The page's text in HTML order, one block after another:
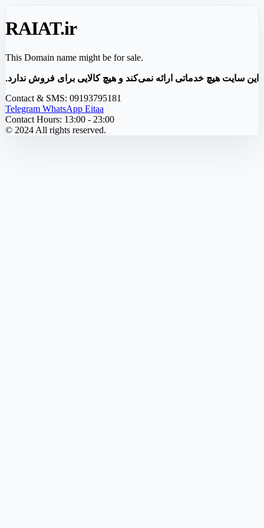
RAIAT.ir
This Domain name might be for sale.
این سایت هیچ خدماتی ارائه نمی‌کند و هیچ کالایی برای فروش ندارد.
Contact & SMS: 09193795181
Telegram WhatsApp Eitaa
Contact Hours: 13:00 - 23:00
© 2024 All rights reserved.